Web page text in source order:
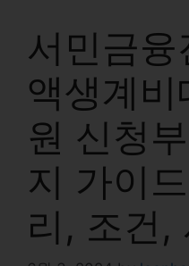
서민금융
액생계
원 신청
지 가이
리, 조건,